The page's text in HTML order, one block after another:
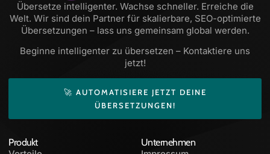
Übersetze intelligenter. Wachse schneller. Erreiche die
Welt. Wir sind dein Partner für skalierbare, SEO-optimierte
Übersetzungen – lass uns gemeinsam global werden.
Beginne intelligenter zu übersetzen – Kontaktiere uns
jetzt!
🚀 AUTOMATISIERE JETZT DEINE
ÜBERSETZUNGEN!
Produkt
Unternehmen